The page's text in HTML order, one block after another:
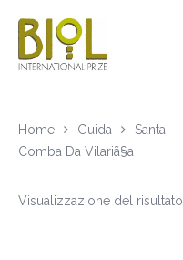
Home Guida
Santa
Comba Da Vilariã§a
Visualizzazione del risultato